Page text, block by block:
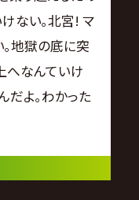
グマッチ＞
）